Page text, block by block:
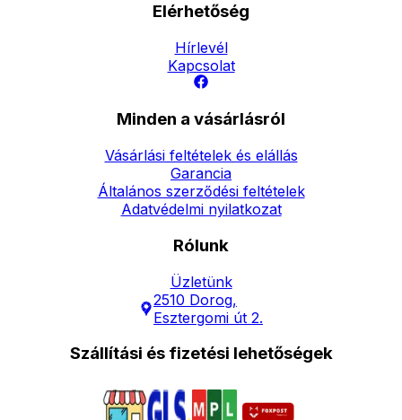
Elérhetőség
Hírlevél
Kapcsolat
Minden a vásárlásról
Vásárlási feltételek és elállás
Garancia
Általános szerződési feltételek
Adatvédelmi nyilatkozat
Rólunk
Üzletünk
2510 Dorog,
Esztergomi út 2.
Szállítási és fizetési lehetőségek